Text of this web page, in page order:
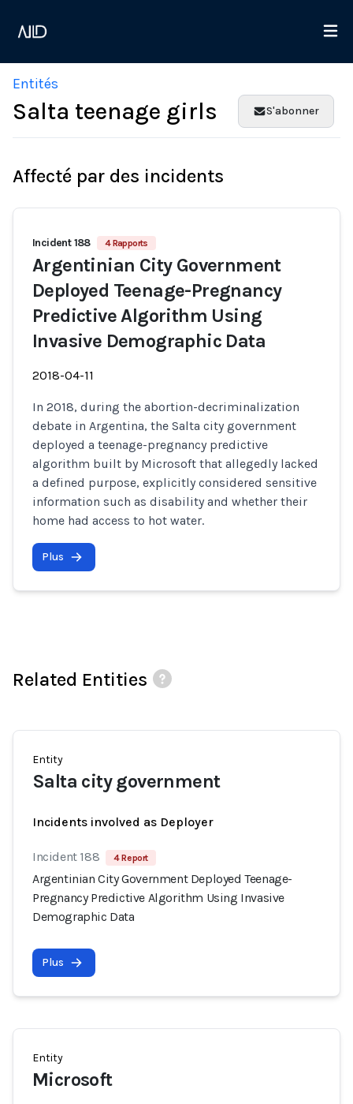
Entités
Salta teenage girls S'abonner
Affecté par des incidents
Incident 188 4 Rapports
Argentinian City Government
Deployed Teenage-Pregnancy
Predictive Algorithm Using
Invasive Demographic Data
2018-04-11
In 2018, during the abortion-decriminalization
debate in Argentina, the Salta city government
deployed a teenage-pregnancy predictive
algorithm built by Microsoft that allegedly lacked
a defined purpose, explicitly considered sensitive
information such as disability and whether their
home had access to hot water.
Plus
Related Entities
Entity
Salta city government
Incidents involved as Deployer
Incident 188 4 Report
Argentinian City Government Deployed Teenage-
Pregnancy Predictive Algorithm Using Invasive
Demographic Data
Plus
Entity
Microsoft